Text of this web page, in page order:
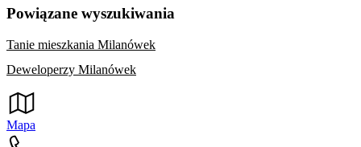
Powiązane wyszukiwania
Tanie mieszkania Milanówek
Deweloperzy Milanówek
Mapa